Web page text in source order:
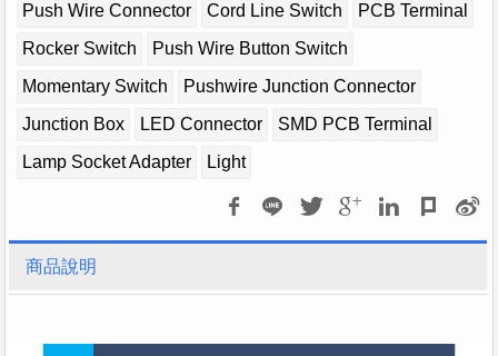
Push Wire Connector
Cord Line Switch
PCB Terminal
Rocker Switch
Push Wire Button Switch
Momentary Switch
Pushwire Junction Connector
Junction Box
LED Connector
SMD PCB Terminal
Lamp Socket Adapter
Light
商品說明